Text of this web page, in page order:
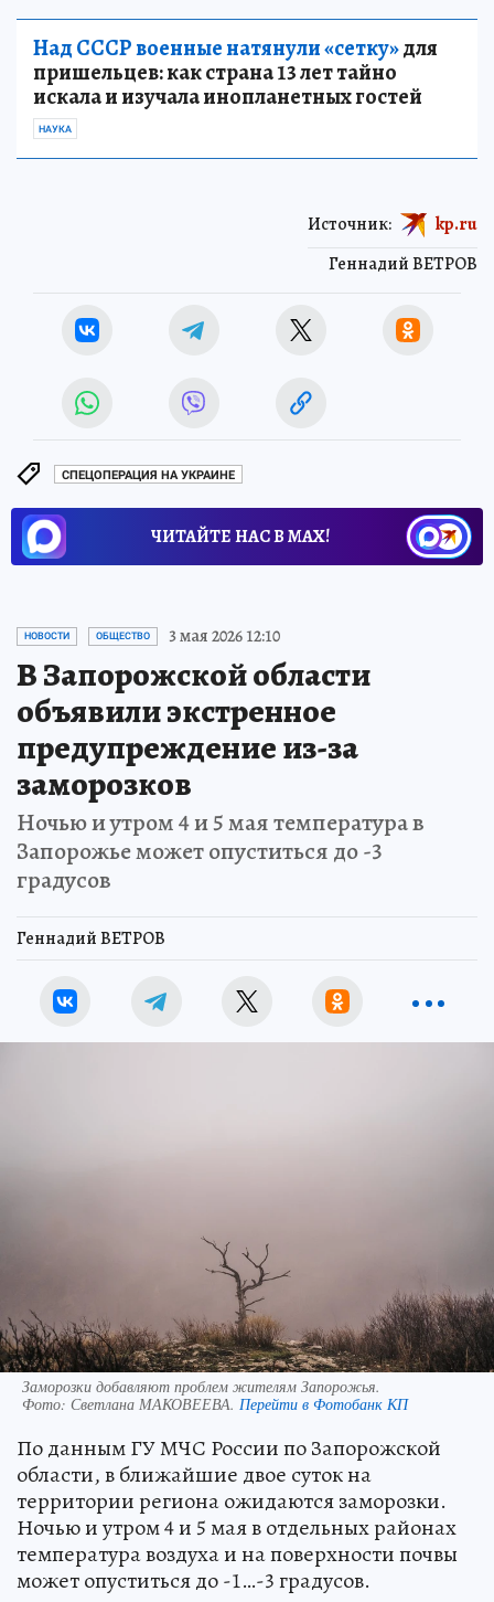
Над СССР военные натянули «сетку»для
пришельцев: как страна 13 лет тайно
искала и изучала инопланетных гостей
НАУКА
Геннадий ВЕТРОВ
Источник: kp.ru
СПЕЦОПЕРАЦИЯ НА УКРАИНЕ
ЧИТАЙТЕ НАС В МАХ!
НОВОСТИ ОБЩЕСТВО 3 мая 2026 12:10
В Запорожской области
объявили экстренное
предупреждение из-за
заморозков
Ночью и утром 4 и 5 мая температура в
Запорожье может опуститься до -3
градусов
Геннадий ВЕТРОВ
Заморозки добавляют проблем жителям Запорожья.
Фото: Светлана МАКОВЕЕВА. Перейти в Фотобанк КП
По данным ГУ МЧС России по Запорожской
области, в ближайшие двое суток на
территории региона ожидаются заморозки.
Ночью и утром 4 и 5 мая в отдельных районах
температура воздуха и на поверхности почвы
может опуститься до -1…-3 градусов.